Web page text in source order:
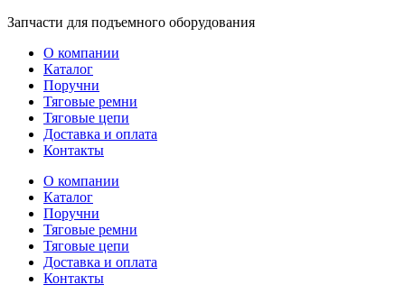
Перейти
содержимому
Запчасти для подъемного оборудования
О компании
Каталог
Поручни
Тяговые ремни
Тяговые цепи
Доставка и оплата
Контакты
О компании
Каталог
Поручни
Тяговые ремни
Тяговые цепи
Доставка и оплата
Контакты